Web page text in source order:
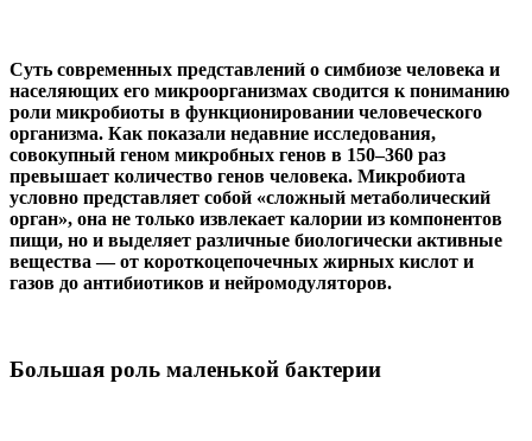
Суть современных представлений о симбиозе человека и
населяющих его микроорганизмах сводится к пониманию
роли микробиоты в функционировании человеческого
организма. Как показали недавние исследования,
совокупный геном микробных генов в 150–360 раз
превышает количество генов человека. Микробиота
условно представляет собой «сложный метаболический
орган», она не только извлекает калории из компонентов
пищи, но и выделяет различные биологически активные
вещества — от короткоцепочечных жирных кислот и
газов до антибиотиков и нейромодуляторов.
Большая роль маленькой бактерии